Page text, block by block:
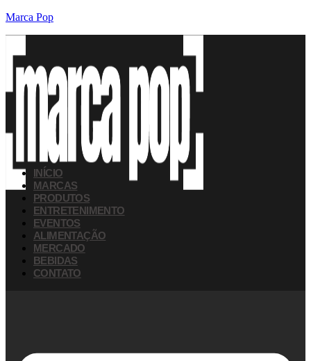
Marca Pop
INÍCIO
MARCAS
PRODUTOS
ENTRETENIMENTO
EVENTOS
ALIMENTAÇÃO
MERCADO
BEBIDAS
CONTATO